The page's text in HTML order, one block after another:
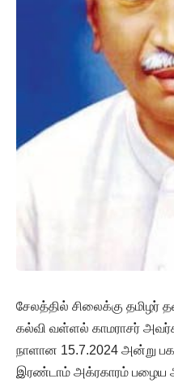
சேலத்தில் சிலைக்கு தமிழர்
கல்வி வள்ளல் காமராசர்
நாளான 15.7.2024 அன்று
இரண்டாம் அக்ரகாரம் பழைய